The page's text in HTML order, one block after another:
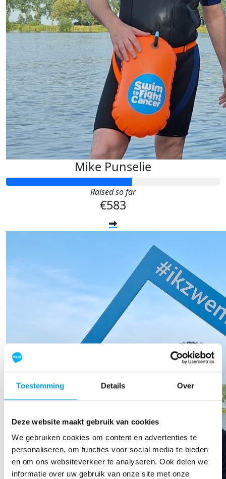
Toestemming Details Over
Deze website maakt gebruik van cookies
We gebruiken cookies om content en advertenties te
personaliseren, om functies voor social media te bieden
en om ons websiteverkeer te analyseren. Ook delen we
informatie over uw gebruik van onze site met onze
Mike Punselie
Raised so far
€583